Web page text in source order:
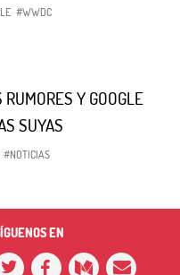
#WWDC
RUMORES Y GOOGLE
SUYAS
#NOTICIAS
EN